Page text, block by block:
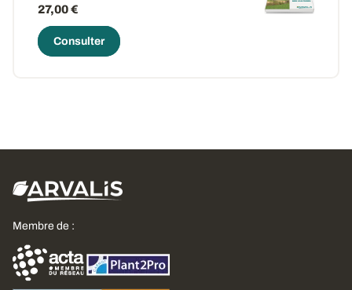
27,00 €
Consulter
Membre de :